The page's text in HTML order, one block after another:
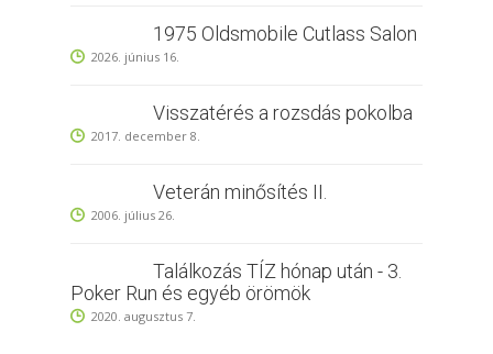
1975 Oldsmobile Cutlass Salon
2026. június 16.
Visszatérés a rozsdás pokolba
2017. december 8.
Veterán minősítés II.
2006. július 26.
Találkozás TÍZ hónap után - 3.
Poker Run és egyéb örömök
2020. augusztus 7.